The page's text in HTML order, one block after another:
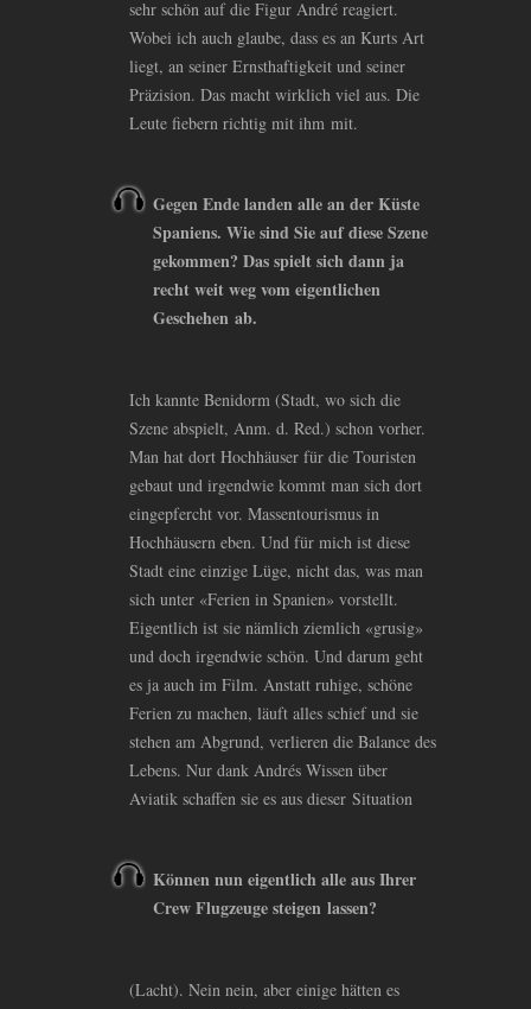
sehr schön auf die Figur André reagiert.
Wobei ich auch glaube, dass es an Kurts Art
liegt, an seiner Ernsthaftigkeit und seiner
Präzision. Das macht wirklich viel aus. Die
Leute fiebern richtig mit ihm mit.
Gegen Ende landen alle an der Küste
Spaniens. Wie sind Sie auf diese Szene
gekommen? Das spielt sich dann ja
recht weit weg vom eigentlichen
Geschehen ab.
Ich kannte Benidorm (Stadt, wo sich die
Szene abspielt, Anm. d. Red.) schon vorher.
Man hat dort Hochhäuser für die Touristen
gebaut und irgendwie kommt man sich dort
eingepfercht vor. Massentourismus in
Hochhäusern eben. Und für mich ist diese
Stadt eine einzige Lüge, nicht das, was man
sich unter «Ferien in Spanien» vorstellt.
Eigentlich ist sie nämlich ziemlich «grusig»
und doch irgendwie schön. Und darum geht
es ja auch im Film. Anstatt ruhige, schöne
Ferien zu machen, läuft alles schief und sie
stehen am Abgrund, verlieren die Balance des
Lebens. Nur dank Andrés Wissen über
Aviatik schaffen sie es aus dieser Situation
Können nun eigentlich alle aus Ihrer
Crew Flugzeuge steigen lassen?
(Lacht). Nein nein, aber einige hätten es